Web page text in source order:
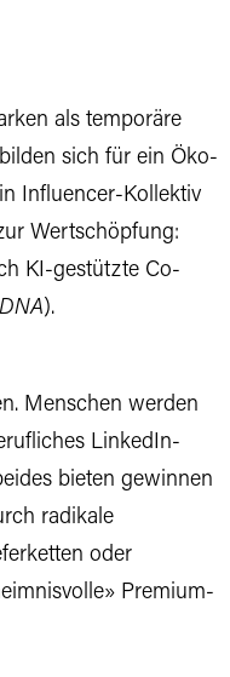
als temporäre
sich für ein Öko-
Influencer-Kollektiv
Wertschöpfung:
KI-gestützte Co-
).
Menschen werden
LinkedIn-
bieten gewinnen
radikale
oder
Premium-